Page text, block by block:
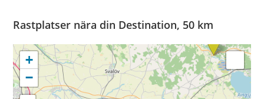
Rastplatser nära din Destination, 50 km
+
−